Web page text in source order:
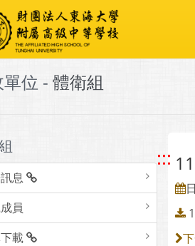
位 - 體衛組
息
員
載
:::